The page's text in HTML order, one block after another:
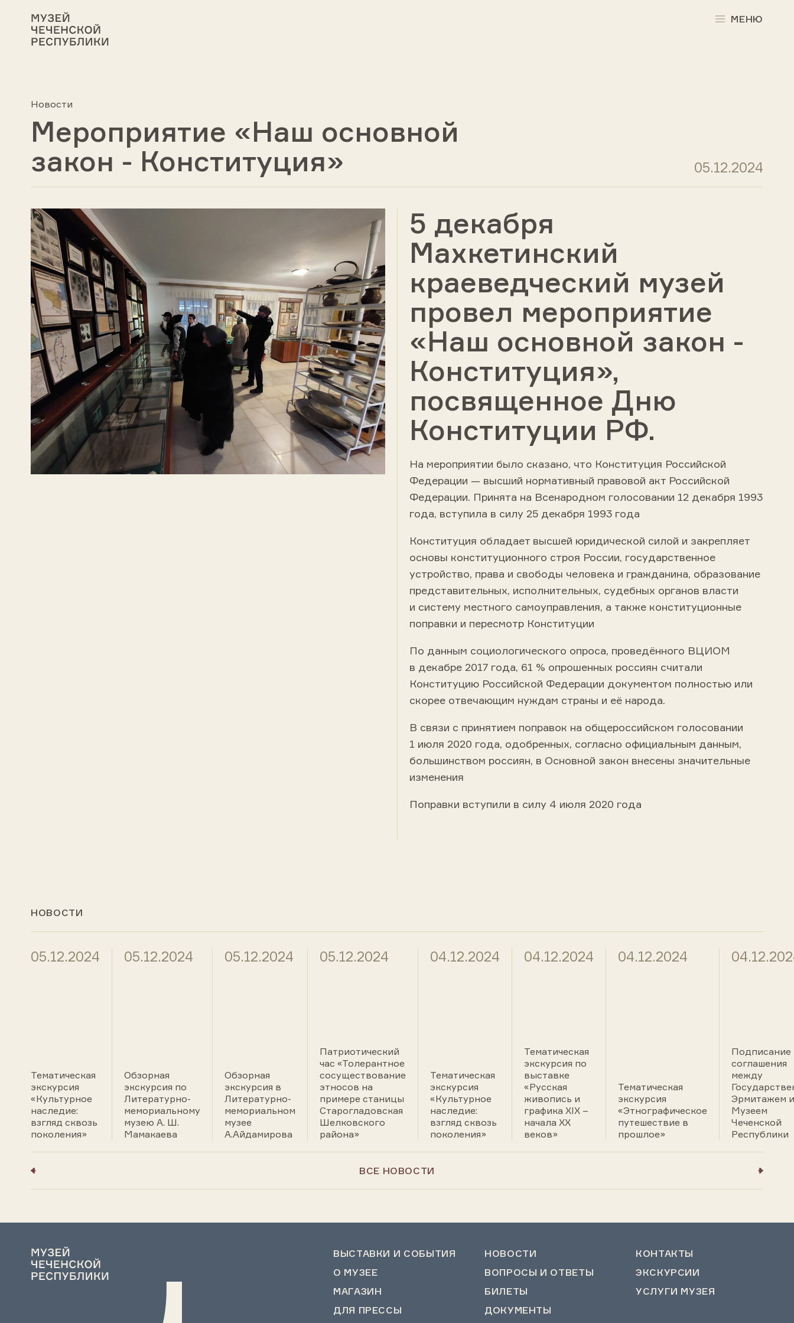
МЕНЮ
Новости
Мероприятие «Наш основной
закон - Конституция»
05.12.2024
5 декабря
Махкетинский
краеведческий музей
провел мероприятие
«Наш основной закон -
Конституция»,
посвященное Дню
Конституции РФ.
На мероприятии было сказано, что Конституция Российской
Федерации — высший нормативный правовой акт Российской
Федерации. Принята на Всенародном голосовании 12 декабря 1993
года, вступила в силу 25 декабря 1993 года
Конституция обладает высшей юридической силой и закрепляет
основы конституционного строя России, государственное
устройство, права и свободы человека и гражданина, образование
представительных, исполнительных, судебных органов власти
и систему местного самоуправления, а также конституционные
поправки и пересмотр Конституции
По данным социологического опроса, проведённого ВЦИОМ
в декабре 2017 года, 61 % опрошенных россиян считали
Конституцию Российской Федерации документом полностью или
скорее отвечающим нуждам страны и её народа.
В связи с принятием поправок на общероссийском голосовании
1 июля 2020 года, одобренных, согласно официальным данным,
большинством россиян, в Основной закон внесены значительные
изменения
Поправки вступили в силу 4 июля 2020 года
НОВОСТИ
05.12.2024
Тематическая
экскурсия
«Культурное
наследие:
взгляд сквозь
поколения»
05.12.2024
Обзорная
экскурсия по
Литературно-
мемориальному
музею А. Ш.
Мамакаева
05.12.2024
Обзорная
экскурсия в
Литературно-
мемориальном
музее
А.Айдамирова
05.12.2024
Патриотический
час «Толерантное
сосуществование
этносов на
примере станицы
Старогладовская
Шелковского
района»
04.12.2024
Тематическая
экскурсия
«Культурное
наследие:
взгляд сквозь
поколения»
04.12.2024
Тематическая
экскурсия по
выставке
«Русская
живопись и
графика ХIХ –
начала ХХ
веков»
04.12.2024
Тематическая
экскурсия
«Этнографическое
путешествие в
прошлое»
Подписание
соглашения
между
Эрмитажем и
Музеем
Чеченской
Республики
ВСЕ НОВОСТИ
ВЫСТАВКИ И СОБЫТИЯ НОВОСТИ
КОНТАКТЫ
О МУЗЕЕ
ВОПРОСЫ И ОТВЕТЫ
ЭКСКУРСИИ
МАГАЗИН
БИЛЕТЫ
УСЛУГИ МУЗЕЯ
ДЛЯ ПРЕССЫ
ДОКУМЕНТЫ